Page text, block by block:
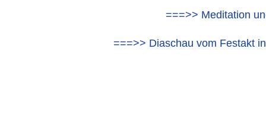
===>> Meditation
===>> Diaschau vom Festakt